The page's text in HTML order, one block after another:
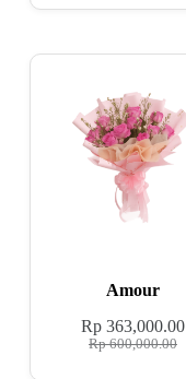
Amour
Rp600,000.00
Rp363,000.00